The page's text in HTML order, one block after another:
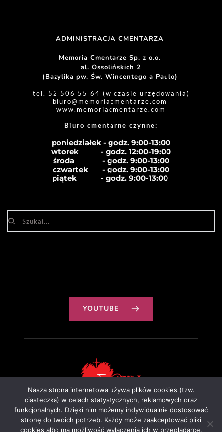
ADMINISTRACJA CMENTARZA
Memoria Cmentarze Sp. z o.o.
al. Ossolińskich 2
(Bazylika pw. Św. Wincentego a Paulo)
tel. 52 506 55 64 (w czasie urzędowania)
biuro@memoriacmentarze.com
www.memoriacmentarze.com
Biuro cmentarne czynne:
poniedziałek - godz. 9:00-13:00
wtorek           - godz. 12:00-19:00
środa              - godz. 9:00-13:00
czwartek       - godz. 9:00-13:00
piątek            - godz. 9:00-13:00
YOUTUBE
Projekt: Ewa Szałkowska
Nasza strona internetowa używa plików cookies (tzw.
ciasteczka) w celach statystycznych, reklamowych oraz
funkcjonalnych. Dzięki nim możemy indywidualnie dostosować
stronę do twoich potrzeb. Każdy może zaakceptować pliki
cookies albo ma możliwość wyłączenia ich w przeglądarce,